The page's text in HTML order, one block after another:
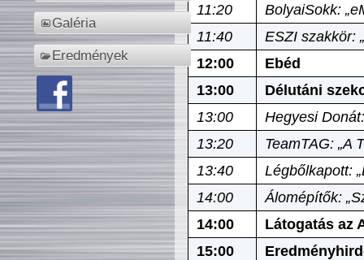
Galéria
Eredmények
11:20
BolyaiSokk:
11:40
ESZI szakkör:
12:00
Ebéd
13:00
Délutáni
13:00
Hegyesi
13:20
TeamTAG: „A
13:40
Légbőlkapott:
14:00
Álomépítők:
14:00
Látogatás az
15:00